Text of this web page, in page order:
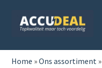
door
naar
direct
naar
HOME
Home »Ons assortiment»